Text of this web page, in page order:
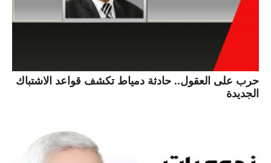
حرب على العقول.. حادثة دمياط تكشف قواعد الاشتباك
الجديدة